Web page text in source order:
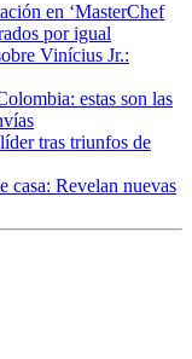
en ‘MasterChef
por igual
Vinícius Jr.:
estas son las
tras triunfos de
casa: Revelan nuevas